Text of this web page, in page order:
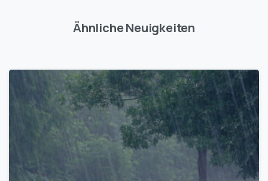
Ähnliche Neuigkeiten
1